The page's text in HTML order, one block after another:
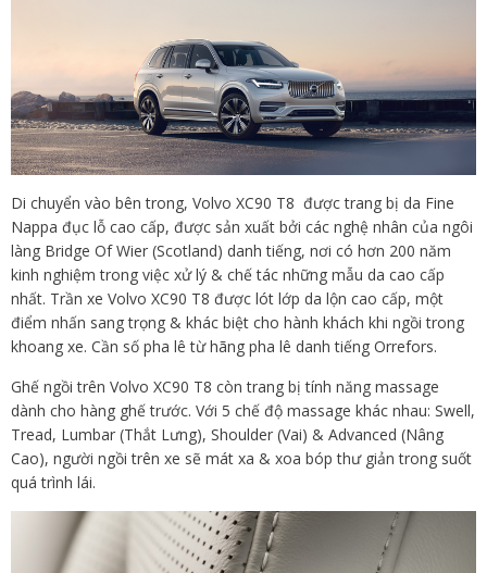
Di chuyển vào bên trong, Volvo XC90 T8 được trang bị da Fine
Nappa đục lỗ cao cấp, được sản xuất bởi các nghệ nhân của ngôi
làng Bridge Of Wier (Scotland) danh tiếng, nơi có hơn 200 năm
kinh nghiệm trong việc xử lý & chế tác những mẫu da cao cấp
nhất. Trần xe Volvo XC90 T8 được lót lớp da lộn cao cấp, một
điểm nhấn sang trọng & khác biệt cho hành khách khi ngồi trong
khoang xe. Cần số pha lê từ hãng pha lê danh tiếng Orrefors.
Ghế ngồi trên Volvo XC90 T8 còn trang bị tính năng massage
dành cho hàng ghế trước. Với 5 chế độ massage khác nhau: Swell,
Tread, Lumbar (Thắt Lưng), Shoulder (Vai) & Advanced (Nâng
Cao), người ngồi trên xe sẽ mát xa & xoa bóp thư giản trong suốt
quá trình lái.